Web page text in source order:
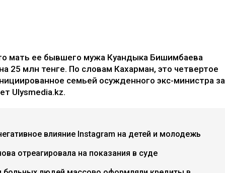
мать ее бывшего мужа Куандыка Бишимбаева
25 млн тенге. По словам Кахарман, это четвертое
семьей осужденного экс-министра за
Ulysmedia.kz.
влияние Instagram на детей и молодежь
отреагировала на показания в суде